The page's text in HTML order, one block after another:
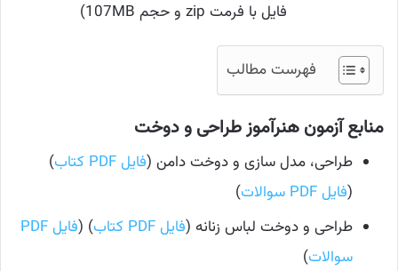
فایل با فرمت zip و حجم 107MB)
فهرست مطالب
منابع آزمون هنرآموز طراحی و دوخت
طراحی، مدل سازی و دوخت دامن (فایل PDF کتاب
)
(فایل PDF سوالات
)
طراحی و دوخت لباس زنانه (فایل PDF کتاب ) (
فایل PDF
سوالات)